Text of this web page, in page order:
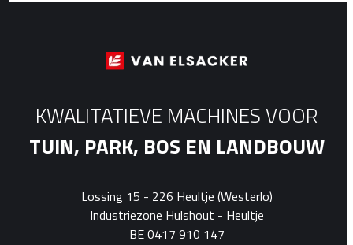
KWALITATIEVE MACHINES VOOR
TUIN, PARK, BOS EN LANDBOUW
Lossing 15 - 226 Heultje (Westerlo)
Industriezone Hulshout - Heultje
BE 0417 910 147